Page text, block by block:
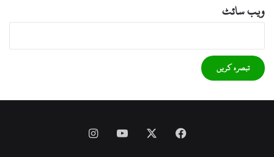
ویب‌ سائٹ
Facebook
YouTube
Instagram